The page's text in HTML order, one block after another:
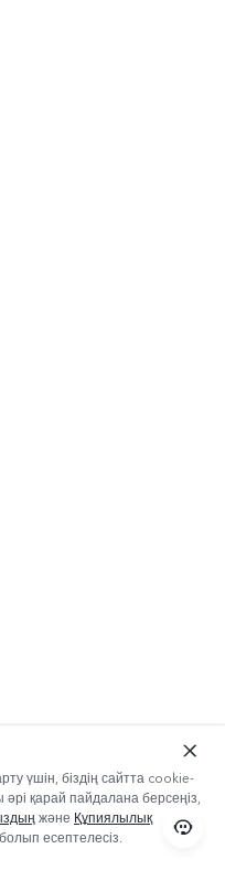
үшін, біздің сайтта cookie-
қарай пайдалана берсеңіз,
және Құпиялылық
есептелесіз.